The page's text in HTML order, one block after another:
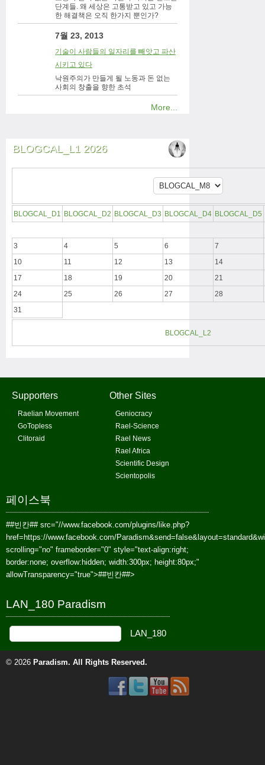
단계들. 왜 세상은 고통받고 있고 가능
한 해결책은 오직 한가지 뿐인가?
7월 23, 2013
기술이 사람들의 일자리를 빼앗고 파산
시키고 있다
낙원주의가 만들게 될 노동과 돈 없는
사회의 창출을 향한 초석
More...
BLOGCAL_L1 2026
BLOGCAL_D1 BLOGCAL_D2 BLOGCAL_D3 BLOGCAL_D4 BLOGCAL_D5
3 4 5 6
7
10
11 12 13
14
17
18 19 20
21
24
25 26 27
28
31
BLOGCAL_L2
Supporters
Raelian Movement
GoTopless
Clitoraid
Other Sites
Geniocracy
Rael-Science
Rael News
Rael Africa
Scientific Design
Scientopolis
페이스북
##빈칸##src="//www.facebook.com/plugins/like.php?
href=https://www.facebook.com/
scrolling="no" frameborder="0" style="text-align:right;
border:none; overflow:hidden; width:300px; height:80px;"
allowTransparency="true">##빈칸##>
LAN_180 Paradism
© 2026 Paradism. All Rights Reserved.